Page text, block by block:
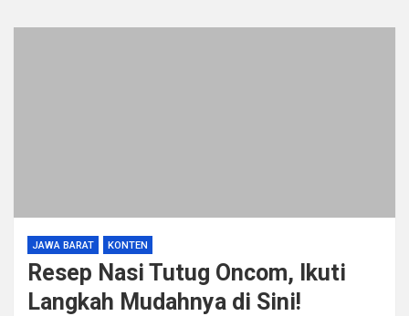
JAWA BARAT KONTEN
Resep Nasi Tutug Oncom, Ikuti
Langkah Mudahnya di Sini!